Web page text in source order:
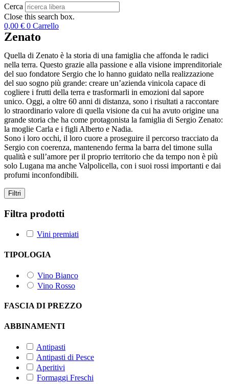
Cerca
Close this search box.
0,00 € 0 Carrello
Zenato
Quella di Zenato è la storia di una famiglia che affonda le radici
nella terra. Questo grazie alla passione e alla visione imprenditoriale
del suo fondatore Sergio che lo hanno guidato nella realizzazione
del suo sogno più grande: creare un’azienda vinicola capace di
cogliere i frutti della terra e trasformarli in emozioni dal sapore
unico. Oggi, a oltre 60 anni di distanza, sono i risultati a raccontare
lo straordinario valore di quella visione da cui ha avuto origine una
grande storia che ha come protagonista la famiglia di Sergio Zenato:
la moglie Carla e i figli Alberto e Nadia.
Sono i loro occhi, il loro cuore a proseguire il percorso tracciato da
Sergio con coerenza, mantenendo ferma la barra del timone sulla
qualità e sull’amore per il proprio territorio che da tempo non è più
solo Lugana ma anche Valpolicella, con i suoi rossi importanti e dai
profumi inconfondibili.
Filtri
Filtra prodotti
Vini premiati
TIPOLOGIA
Vino Bianco
Vino Rosso
FASCIA DI PREZZO
ABBINAMENTI
Antipasti
Antipasti di Pesce
Aperitivi
Formaggi Freschi